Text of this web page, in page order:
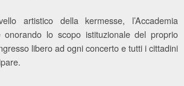
artistico della kermesse, l’Accademia
onorando lo scopo istituzionale del proprio
libero ad ogni concerto e tutti i cittadini